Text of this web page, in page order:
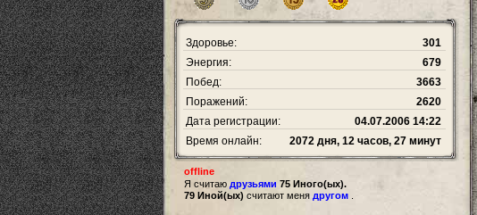
Здоровье:
301
Энергия:
679
Побед:
3663
Поражений:
2620
Дата регистрации:
04.07.2006 14:22
Время онлайн:
2072 дня, 12 часов, 27 минут
offline
Я считаю друзьями 75 Иного(ых).
79 Иной(ых) считают меня другом